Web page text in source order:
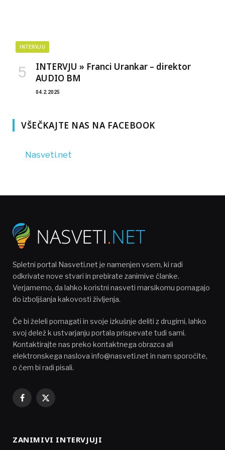
INTERVJU
INTERVJU » Franci Urankar – direktor
AUDIO BM
04.2.2025
VŠEČKAJTE NAS NA FACEBOOK
Nasveti.net
Spletni portal Nasveti.net je namenjen vsem, ki radi
odkrivate nove stvari in prebirate zanimive članke.
Verjamemo, da lahko koristni nasveti marsikomu pomagajo
do izboljšanja kakovosti življenja.
Če bi želeli pomagati in svoje izkušnje deliti z drugimi, lahko
svoj delež k ustvarjanju portala prispevate tudi sami.
Kontaktirajte nas preko kontaktnega obrazca ali
elektronskega naslova info@nasveti.net in nam sporočite,
o čem bi radi pisali.
Facebook
X
ZANIMIVI INTERVJUJI